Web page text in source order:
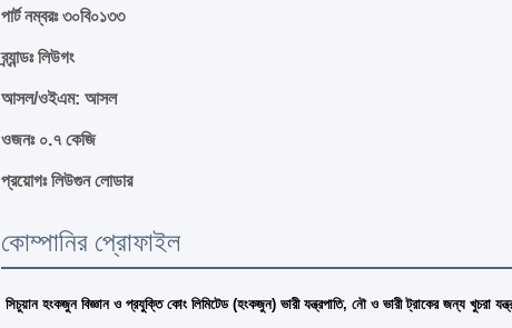
পার্ট নম্বরঃ ৩০বি০১৩৩
ব্র্যান্ডঃ লিউগং
আসল/ওইএম: আসল
ওজনঃ ০.৭ কেজি
প্রয়োগঃ লিউগুন লোডার
কোম্পানির প্রোফাইল
সিচুয়ান হংকজুন বিজ্ঞান ও প্রযুক্তি কোং লিমিটেড (হংকজুন) ভারী যন্ত্রপাতি, নৌ ও ভারী ট্রাকের জন্য খুচরা